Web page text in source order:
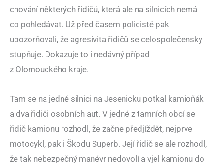
chování některých řidičů, která ale na silnicích nemá
co pohledávat. Už před časem policisté pak
upozorňovali, že agresivita řidičů se celospolečensky
stupňuje. Dokazuje to i nedávný případ
z Olomouckého kraje.
Tam se na jedné silnici na Jesenicku potkal kamioňák
a dva řidiči osobních aut. V jedné z tamních obcí se
řidič kamionu rozhodl, že začne předjíždět, nejprve
motocykl, pak i Škodu Superb. Její řidič se ale rozhodl,
že tak nebezpečný manévr nedovolí a vjel kamionu do